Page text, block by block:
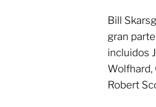
Bill
gran
incluidos
Wolfhard,
Robert